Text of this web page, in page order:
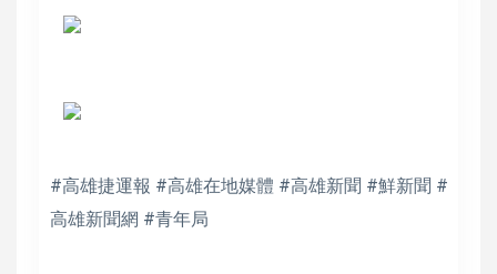
#高雄捷運報 #高雄在地媒體 #高雄新聞 #鮮新聞 #
高雄新聞網 #青年局